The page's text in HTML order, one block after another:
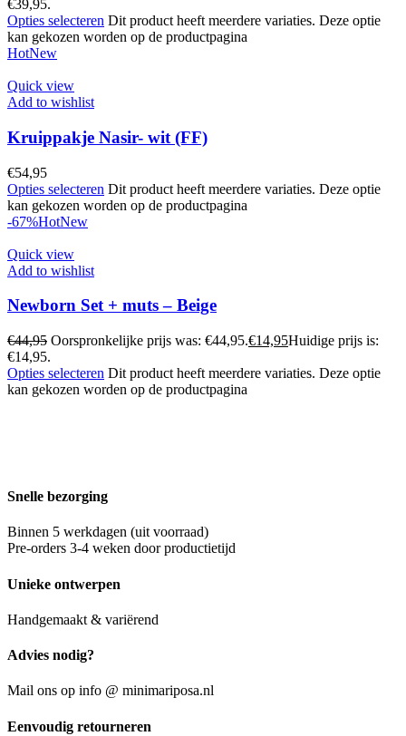
€39,95.
Opties selecteren Dit product heeft meerdere variaties. Deze optie
kan gekozen worden op de productpagina
HotNew
Quick view
Add to wishlist
Kruippakje Nasir- wit (FF)
€54,95
Opties selecteren Dit product heeft meerdere variaties. Deze optie
kan gekozen worden op de productpagina
-67%HotNew
Quick view
Add to wishlist
Newborn Set + muts – Beige
€44,95 Oorspronkelijke prijs was: €44,95.€14,95Huidige prijs is:
€14,95.
Opties selecteren Dit product heeft meerdere variaties. Deze optie
kan gekozen worden op de productpagina
Snelle bezorging
Binnen 5 werkdagen (uit voorraad)
Pre-orders 3-4 weken door productietijd
Unieke ontwerpen
Handgemaakt & variërend
Advies nodig?
Mail ons op info @ minimariposa.nl
Eenvoudig retourneren